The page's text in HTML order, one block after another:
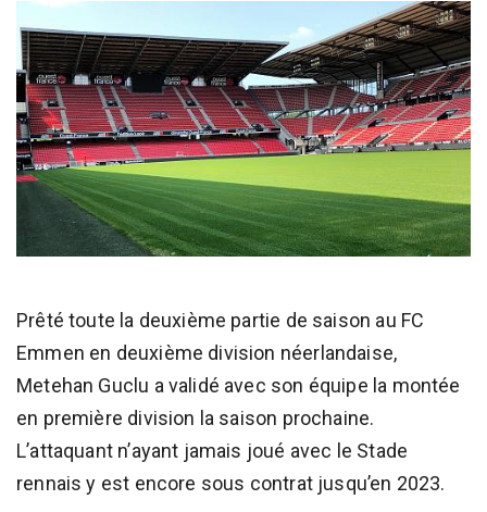
Prêté toute la deuxième partie de saison au FC
Emmen en deuxième division néerlandaise,
Metehan Guclu a validé avec son équipe la montée
en première division la saison prochaine.
L’attaquant n’ayant jamais joué avec le Stade
rennais y est encore sous contrat jusqu’en 2023.